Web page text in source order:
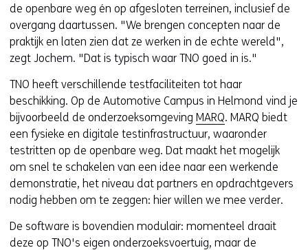
de openbare weg én op afgesloten terreinen, inclusief de
overgang daartussen. "We brengen concepten naar de
praktijk en laten zien dat ze werken in de echte wereld",
zegt Jochem. "Dat is typisch waar TNO goed in is."
TNO heeft verschillende testfaciliteiten tot haar
beschikking. Op de Automotive Campus in Helmond vind je
bijvoorbeeld de onderzoeksomgeving MARQ. MARQ biedt
een fysieke en digitale testinfrastructuur, waaronder
testritten op de openbare weg. Dat maakt het mogelijk
om snel te schakelen van een idee naar een werkende
demonstratie, het niveau dat partners en opdrachtgevers
nodig hebben om te zeggen: hier willen we mee verder.
De software is bovendien modulair: momenteel draait
deze op TNO's eigen onderzoeksvoertuig, maar de